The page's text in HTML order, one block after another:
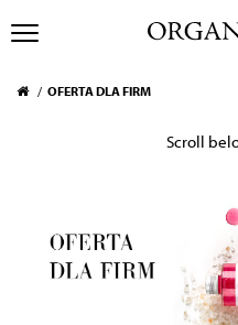
OFERTA DLA FIRM
Scroll